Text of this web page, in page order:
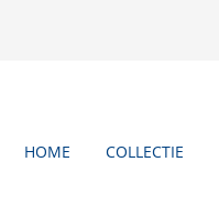
HOME COLLECTIE